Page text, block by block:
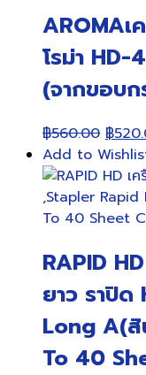
AROMAเ
โรม่า HD-
(จากขอบก
฿560.00
price
was:
฿
฿
Add to
RAPID
ยาว ราปิด
Long A(สิ
To 40